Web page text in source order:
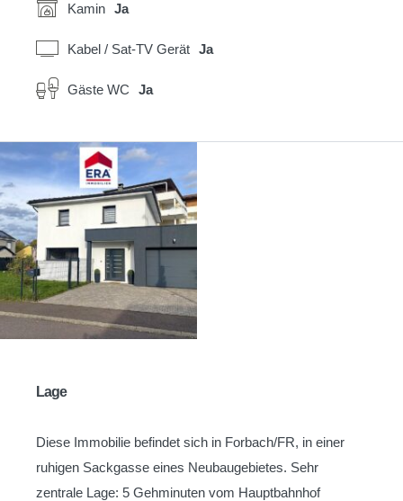
Kamin Ja
Kabel / Sat-TV Gerät Ja
Gäste WC Ja
Lage
Diese Immobilie befindet sich in Forbach/FR, in einer
ruhigen Sackgasse eines Neubaugebietes. Sehr
zentrale Lage: 5 Gehminuten vom Hauptbahnhof